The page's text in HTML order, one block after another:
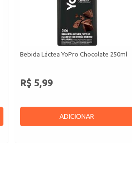
Bebida Láctea YoPro Chocolate 250ml
R$ 5,99
ADICIONAR